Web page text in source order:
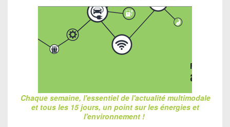
Chaque semaine, l'essentiel de l'actualité multimodale
et tous les 15 jours, un point sur les énergies et
l'environnement !